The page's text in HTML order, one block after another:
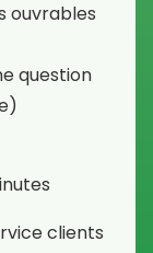
ouvrables
question
clients